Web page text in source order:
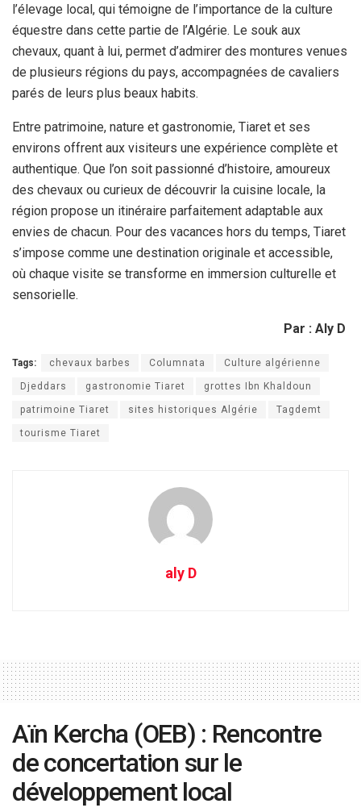
l’élevage local, qui témoigne de l’importance de la culture
équestre dans cette partie de l’Algérie. Le souk aux
chevaux, quant à lui, permet d’admirer des montures venues
de plusieurs régions du pays, accompagnées de cavaliers
parés de leurs plus beaux habits.
Entre patrimoine, nature et gastronomie, Tiaret et ses
environs offrent aux visiteurs une expérience complète et
authentique. Que l’on soit passionné d’histoire, amoureux
des chevaux ou curieux de découvrir la cuisine locale, la
région propose un itinéraire parfaitement adaptable aux
envies de chacun. Pour des vacances hors du temps, Tiaret
s’impose comme une destination originale et accessible,
où chaque visite se transforme en immersion culturelle et
sensorielle.
Par : Aly D
Tags: chevaux barbes Columnata Culture algérienne
Djeddars gastronomie Tiaret grottes Ibn Khaldoun
patrimoine Tiaret sites historiques Algérie Tagdemt
tourisme Tiaret
aly D
Aïn Kercha (OEB) : Rencontre
de concertation sur le
développement local